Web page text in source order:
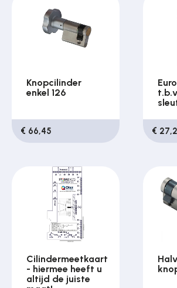
Knopcilinder
enkel 126
€ 66,45 €
Cilindermeetkaart
- hiermee heeft u
altijd de juiste